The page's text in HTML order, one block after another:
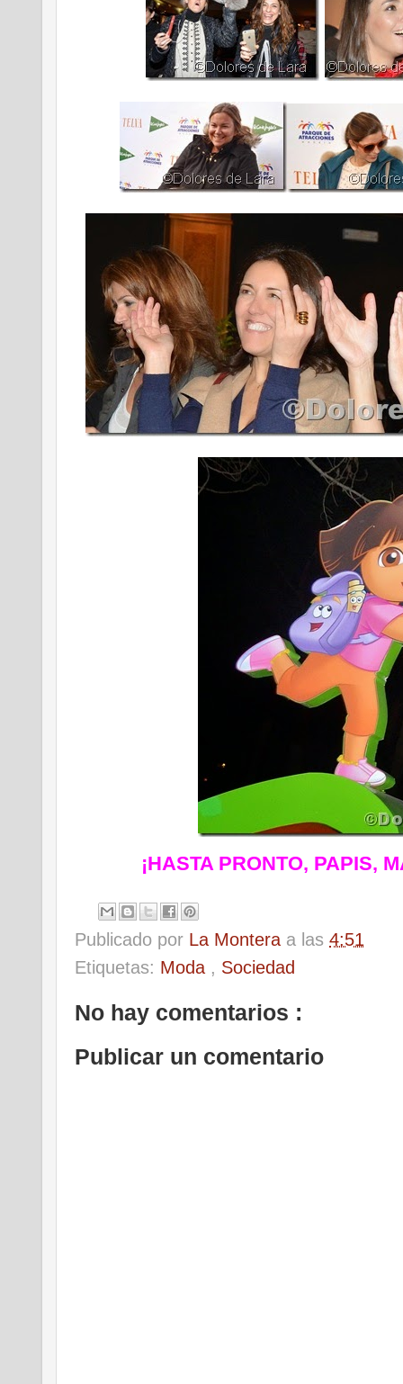
¡HASTA PRONTO, PAPIS,
Publicado por La Montera a las 4:51
Etiquetas: Moda , Sociedad
No hay comentarios :
Publicar un comentario